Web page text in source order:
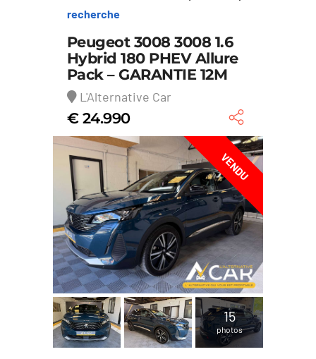
recherche
Peugeot 3008 3008 1.6
Hybrid 180 PHEV Allure
Pack – GARANTIE 12M
L'Alternative Car
€ 24.990
VENDU
15
photos